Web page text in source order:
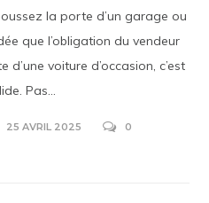
la porte d’un garage ou
que l’obligation du vendeur
voiture d’occasion, c’est
Pas...
25 AVRIL 2025 0